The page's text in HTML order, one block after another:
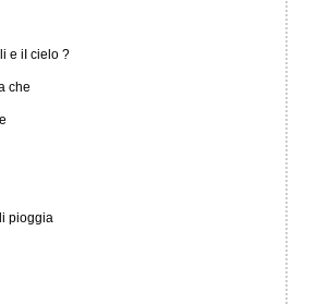
e iI cielo ?
che
pioggia